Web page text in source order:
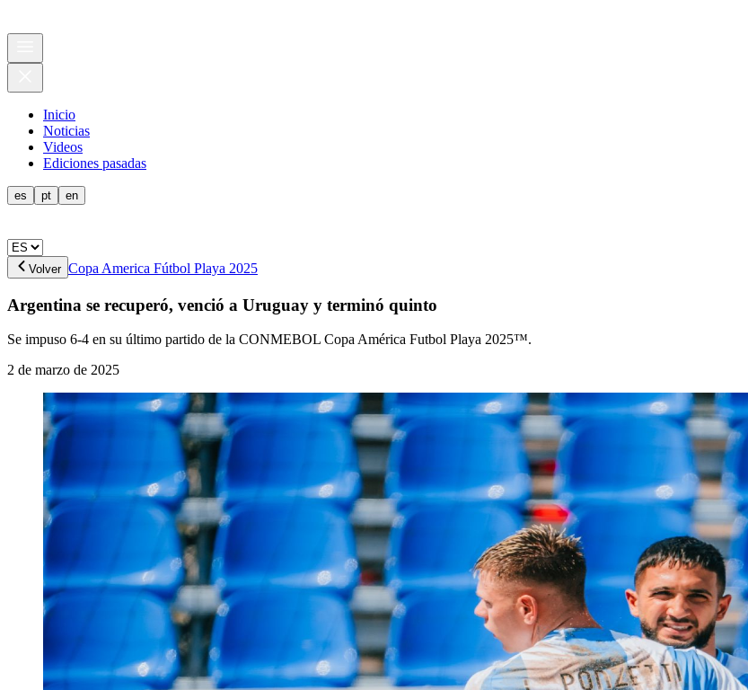
Inicio
Noticias
Videos
Ediciones pasadas
es pt en
Volver Copa America Fútbol Playa 2025
Argentina se recuperó, venció a Uruguay y terminó quinto
Se impuso 6-4 en su último partido de la CONMEBOL Copa América Futbol Playa 2025™.
2 de marzo de 2025